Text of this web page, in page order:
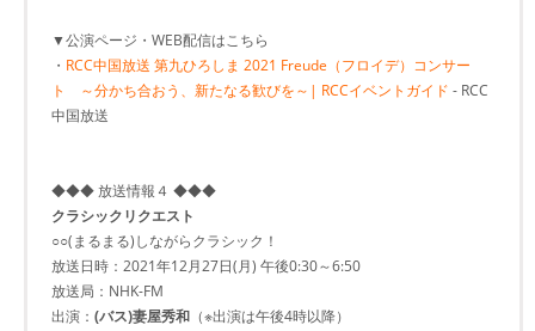
▼公演ページ・WEB配信はこちら
・ RCC中国放送 第九ひろしま 2021 Freude（フロイデ）コンサー
ト ～分かち合おう、新たなる歓びを～| RCCイベントガイド - RCC
中国放送
◆◆◆ 放送情報４ ◆◆◆
クラシックリクエスト
○○(まるまる)しながらクラシック！
放送日時：2021年12月27日(月) 午後0:30～6:50
放送局：NHK-FM
出演： (バス)妻屋秀和 （※出演は午後4時以降）